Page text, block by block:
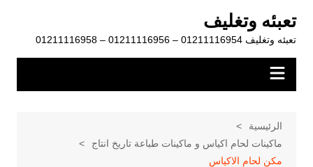
المحتوى
تعبئه وتغليف
تعبئه وتغليف 01211116954 – 01211116956 – 01211116958
الرئيسية
ماكينات لحام اكياس و ماكينات طباعة تاريخ انتاج
مكن لحام الاكياس